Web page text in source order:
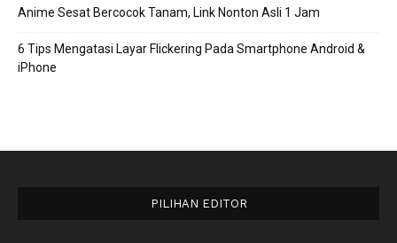
Anime Sesat Bercocok Tanam, Link Nonton Asli 1 Jam
6 Tips Mengatasi Layar Flickering Pada Smartphone Android &
iPhone
PILIHAN EDITOR